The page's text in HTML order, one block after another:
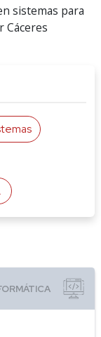
sistemas para
Cáceres